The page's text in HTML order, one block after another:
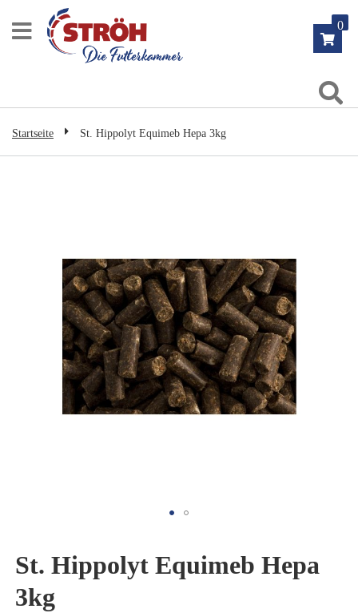
Inhalt
0
Startseite St. Hippolyt Equimeb Hepa 3kg
Anfang
der
Bildgalerie
St. Hippolyt Equimeb Hepa
3kg